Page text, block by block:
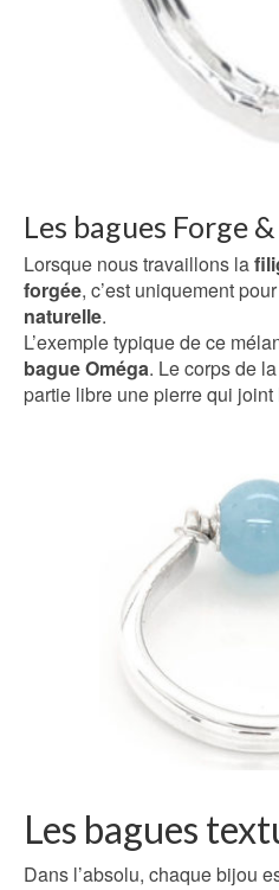
Les bagues Forge
Lorsque nous travaillons la
forgée, c’est uniquement
naturelle.
L’exemple typique de ce
bague Oméga. Le corps de
partie libre une pierre qui joint
Les bagues
Dans l’absolu, chaque bijou